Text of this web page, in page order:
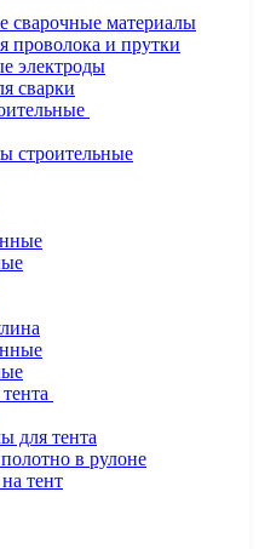
сварочные материалы
проволока и прутки
электроды
сварки
строительные
для тента
в рулоне
тент